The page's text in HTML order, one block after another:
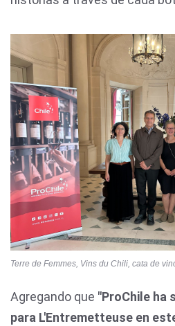
Terre de Femmes, Vins du Chili, cata de
Agregando que "ProChile ha
para L'Entremetteuse en